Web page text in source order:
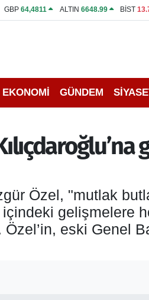
GBP64,4811 ALTIN 6648.99 BİST
EKONOMİ GÜNDEM
Özel, "mutlak
içindeki
eski Genel